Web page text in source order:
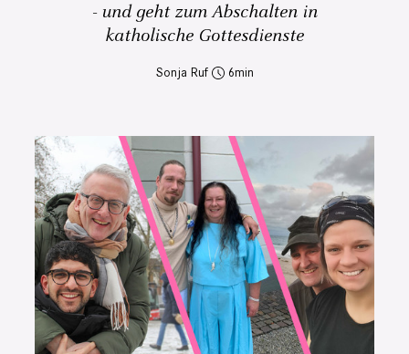
- und geht zum Abschalten in
katholische Gottesdienste
Sonja Ruf 6